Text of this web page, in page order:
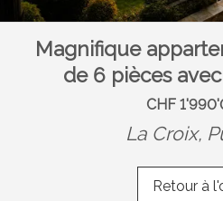
Magnifique
de 6 pièces
CHF
La Croix,
Retour à